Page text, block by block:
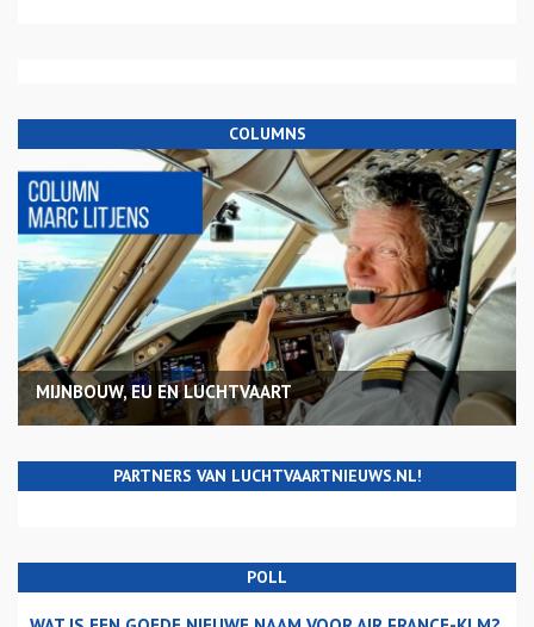
COLUMNS
MIJNBOUW, EU EN LUCHTVAART
PARTNERS VAN LUCHTVAARTNIEUWS.NL!
POLL